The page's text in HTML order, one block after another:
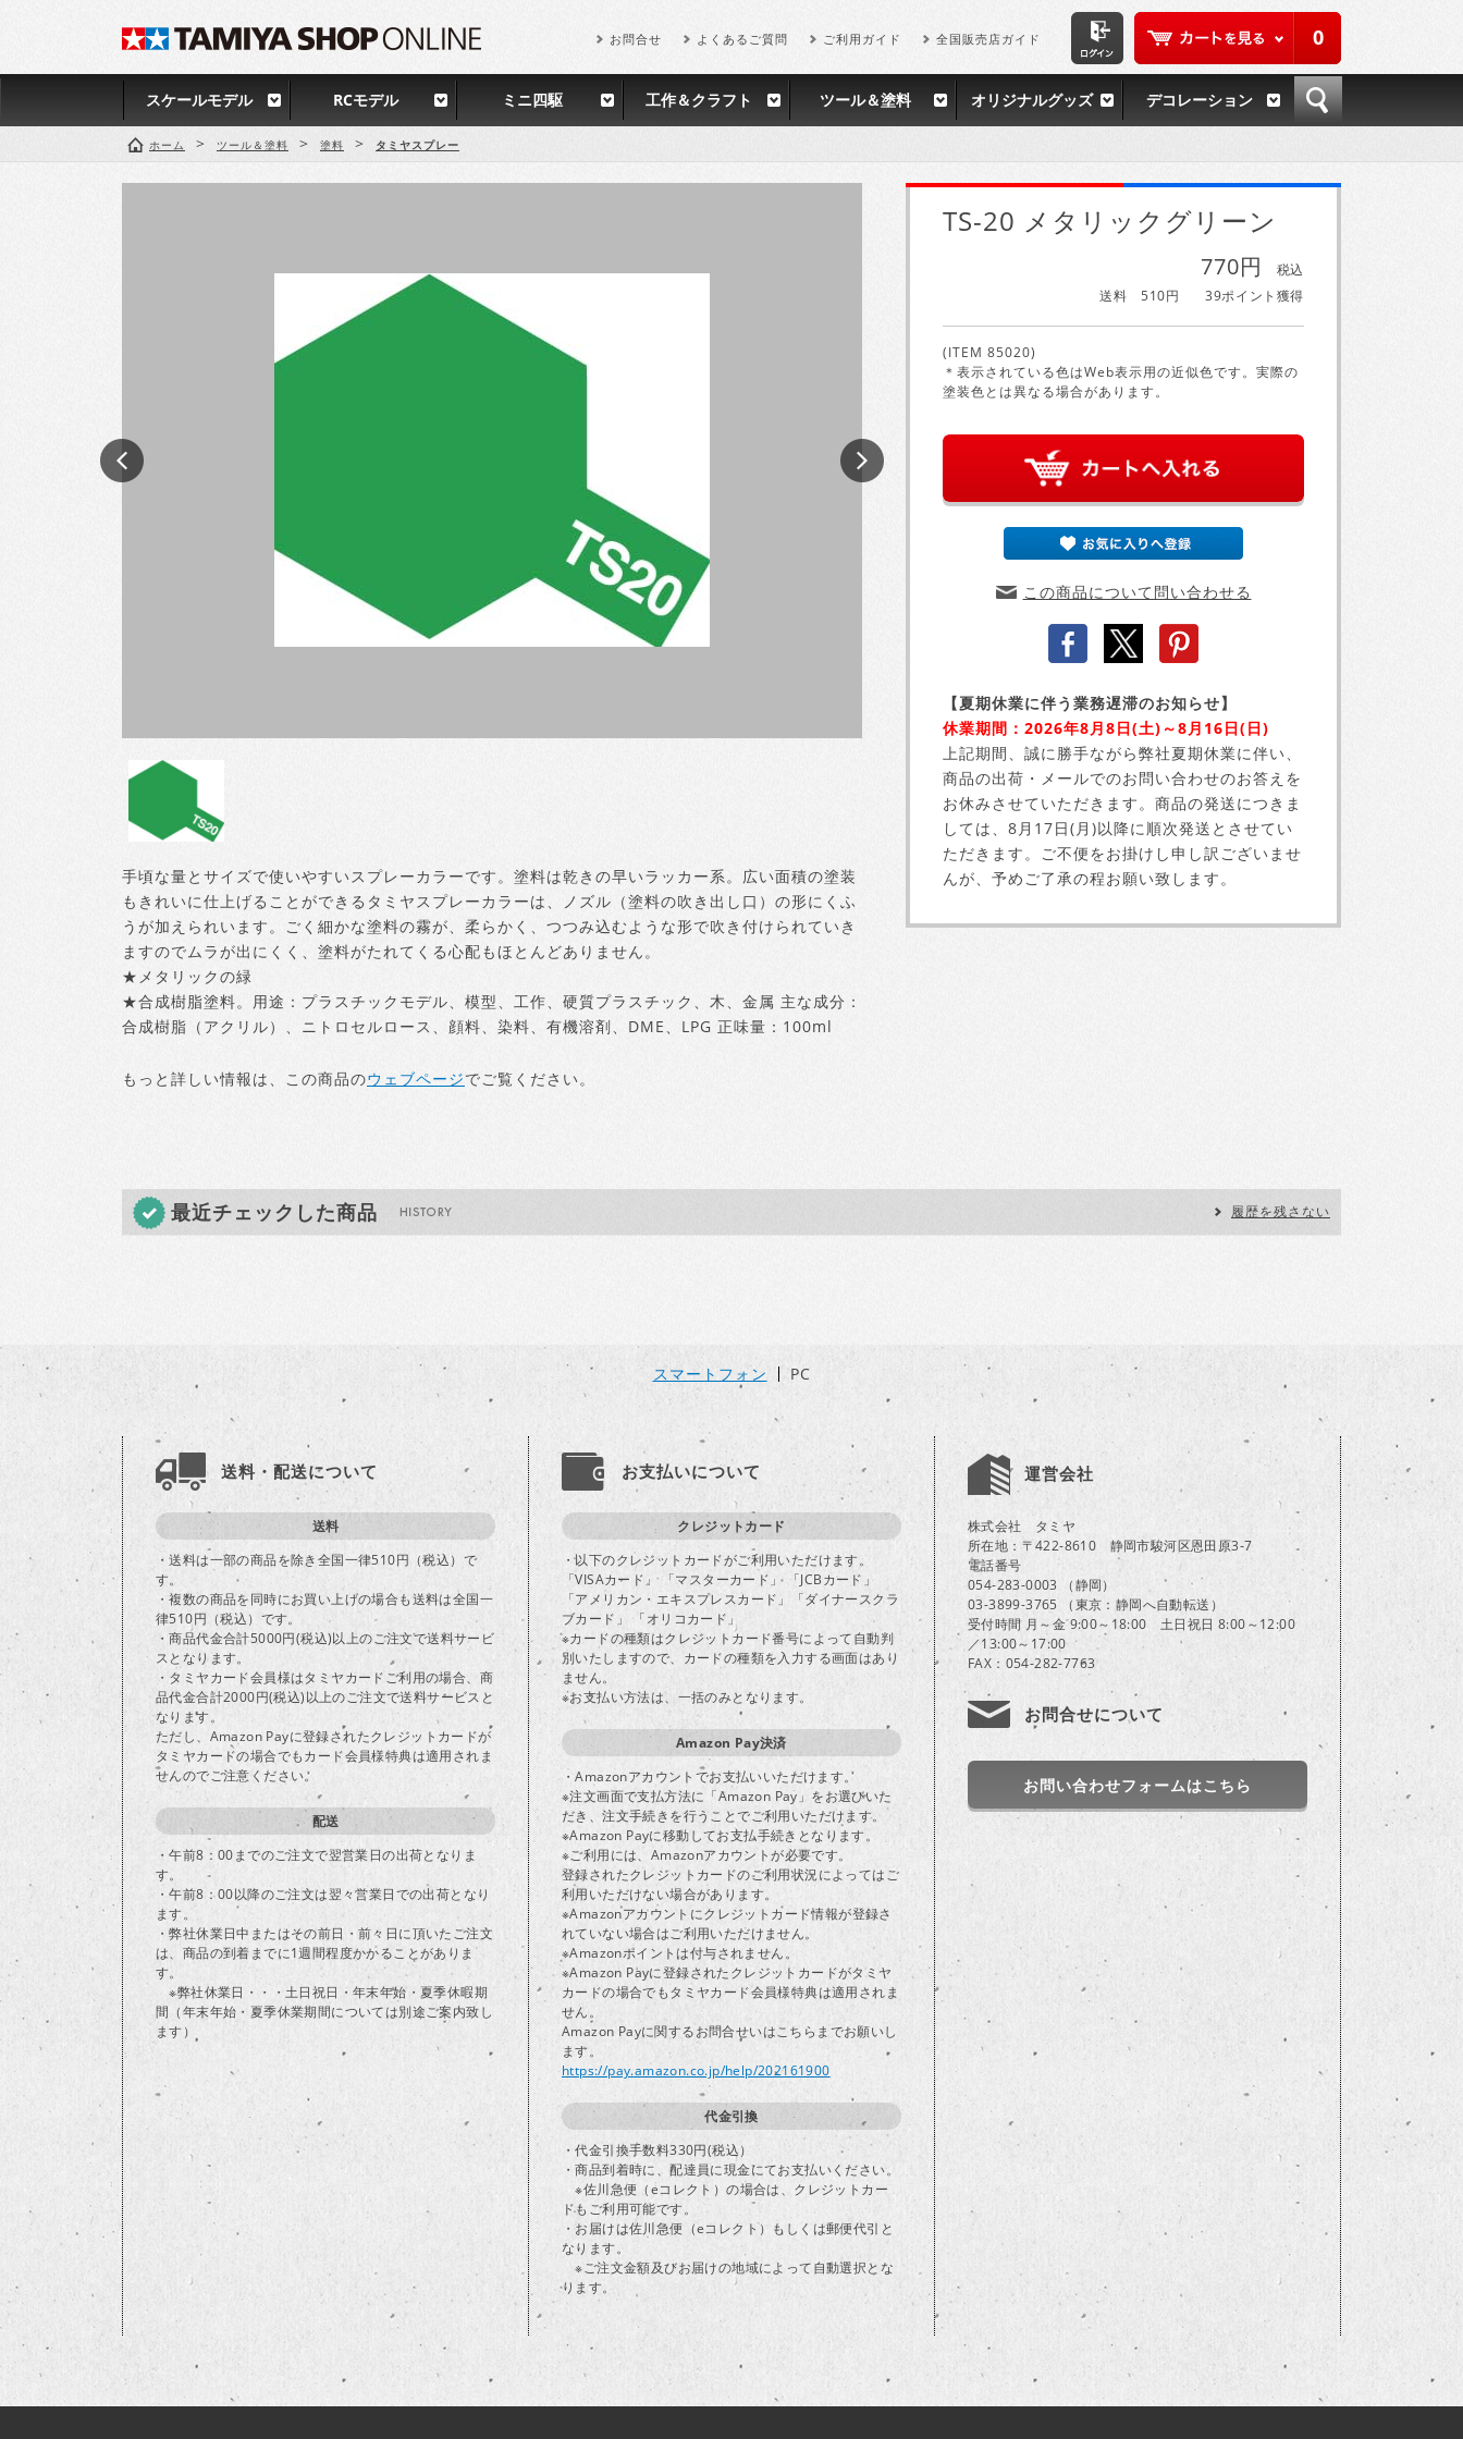
0
お問合せ よくあるご質問 ご利用ガイド 全国販売店ガイド
スケールモデル RCモデル ミニ四駆 工作＆クラフト ツール＆塗料 オリジナルグッズ デコレーション
ホーム > ツール＆塗料 > 塗料 > タミヤスプレー
手頃な量とサイズで使いやすいスプレーカラーです。塗料は乾きの早いラッカー系。広い面積の塗装
もきれいに仕上げることができるタミヤスプレーカラーは、ノズル（塗料の吹き出し口）の形にくふ
うが加えられいます。ごく細かな塗料の霧が、柔らかく、つつみ込むような形で吹き付けられていき
ますのでムラが出にくく、塗料がたれてくる心配もほとんどありません。
★メタリックの緑
★合成樹脂塗料。用途：プラスチックモデル、模型、工作、硬質プラスチック、木、金属 主な成分：
合成樹脂（アクリル）、ニトロセルロース、顔料、染料、有機溶剤、DME、LPG 正味量：100ml
もっと詳しい情報は、この商品のウェブページでご覧ください。
TS-20 メタリックグリーン
770円
税込
送料 510円
39ポイント獲得
(ITEM 85020)
＊表示されている色はWeb表示用の近似色です。実際の
塗装色とは異なる場合があります。
この商品について問い合わせる
【夏期休業に伴う業務遅滞のお知らせ】
休業期間：2026年8月8日(土)～8月16日(日)
上記期間、誠に勝手ながら弊社夏期休業に伴い、
商品の出荷・メールでのお問い合わせのお答えを
お休みさせていただきます。商品の発送につきま
しては、8月17日(月)以降に順次発送とさせてい
ただきます。ご不便をお掛けし申し訳ございませ
んが、予めご了承の程お願い致します。
最近チェックした商品 履歴を残さない
スマートフォン PC
送料・配送について
送料
・送料は一部の商品を除き全国一律510円（税込）で
す。
・複数の商品を同時にお買い上げの場合も送料は全国一
律510円（税込）です。
・商品代金合計5000円(税込)以上のご注文で送料サービ
スとなります。
・タミヤカード会員様はタミヤカードご利用の場合、商
品代金合計2000円(税込)以上のご注文で送料サービスと
なります。
ただし、Amazon Payに登録されたクレジットカードが
タミヤカードの場合でもカード会員様特典は適用されま
せんのでご注意ください。
配送
・午前8：00までのご注文で翌営業日の出荷となりま
す。
・午前8：00以降のご注文は翌々営業日での出荷となり
ます。
・弊社休業日中またはその前日・前々日に頂いたご注文
は、商品の到着までに1週間程度かかることがありま
す。
※弊社休業日・・・土日祝日・年末年始・夏季休暇期
間（年末年始・夏季休業期間については別途ご案内致し
ます）
お支払いについて
クレジットカード
・以下のクレジットカードがご利用いただけます。
「VISAカード」 「マスターカード」 「JCBカード」
「アメリカン・エキスプレスカード」「ダイナースクラ
ブカード」 「オリコカード」
※カードの種類はクレジットカード番号によって自動判
別いたしますので、カードの種類を入力する画面はあり
ません。
※お支払い方法は、一括のみとなります。
Amazon Pay決済
・Amazonアカウントでお支払いいただけます。
※注文画面で支払方法に「Amazon Pay」をお選びいた
だき、注文手続きを行うことでご利用いただけます。
※Amazon Payに移動してお支払手続きとなります。
※ご利用には、Amazonアカウントが必要です。
登録されたクレジットカードのご利用状況によってはご
利用いただけない場合があります。
※Amazonアカウントにクレジットカード情報が登録さ
れていない場合はご利用いただけません。
※Amazonポイントは付与されません。
※Amazon Payに登録されたクレジットカードがタミヤ
カードの場合でもタミヤカード会員様特典は適用されま
せん。
Amazon Payに関するお問合せいはこちらまでお願いし
ます。
https://pay.amazon.co.jp/help/202161900
代金引換
・代金引換手数料330円(税込）
・商品到着時に、配達員に現金にてお支払いください。
※佐川急便（eコレクト）の場合は、クレジットカー
ドもご利用可能です。
・お届けは佐川急便（eコレクト）もしくは郵便代引と
なります。
※ご注文金額及びお届けの地域によって自動選択とな
ります。
運営会社
株式会社 タミヤ
所在地：〒422-8610 静岡市駿河区恩田原3-7
電話番号
054-283-0003 （静岡）
03-3899-3765 （東京：静岡へ自動転送）
受付時間 月～金 9:00～18:00 土日祝日 8:00～12:00
／13:00～17:00
FAX：054-282-7763
お問合せについて
お問い合わせフォームはこちら